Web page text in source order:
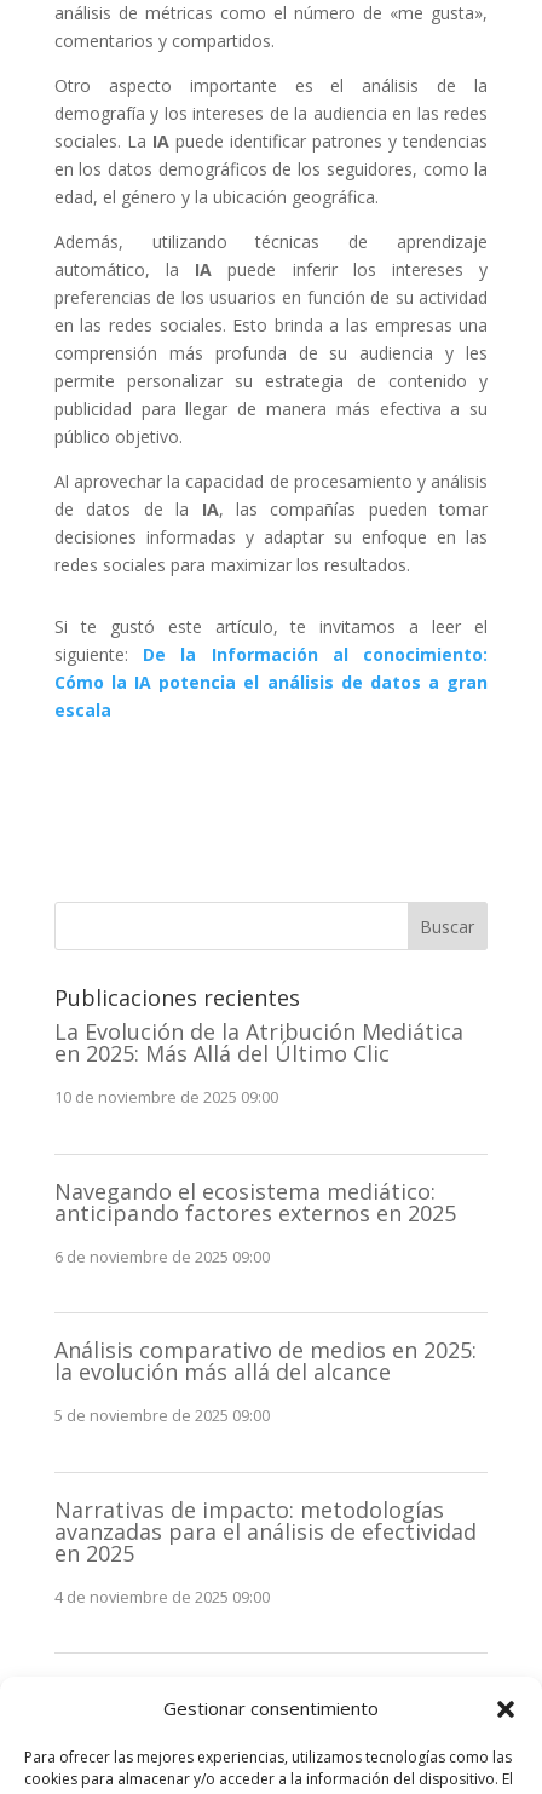
Gestionar consentimiento
Para ofrecer las mejores experiencias, utilizamos tecnologías como las
cookies para almacenar y/o acceder a la información del dispositivo. El
análisis de métricas como el número de «me gusta»,
comentarios y compartidos.
Otro aspecto importante es el análisis de la
demografía y los intereses de la audiencia en las redes
sociales. La IApuede identificar patrones y tendencias
en los datos demográficos de los seguidores, como la
edad, el género y la ubicación geográfica.
Además, utilizando técnicas de aprendizaje
automático, la IA puede inferir los intereses y
preferencias de los usuarios en función de su actividad
en las redes sociales. Esto brinda a las empresas una
comprensión más profunda de su audiencia y les
permite personalizar su estrategia de contenido y
publicidad para llegar de manera más efectiva a su
público objetivo.
Al aprovechar la capacidad de procesamiento y análisis
de datos de la IA, las compañías pueden tomar
decisiones informadas y adaptar su enfoque en las
redes sociales para maximizar los resultados.
Si te gustó este artículo, te invitamos a leer el
siguiente: De la Información al conocimiento:
Cómo la IA potencia el análisis de datos a gran
escala
Buscar
Publicaciones recientes
La Evolución de la Atribución Mediática
en 2025: Más Allá del Último Clic
10 de noviembre de 2025 09:00
Navegando el ecosistema mediático:
anticipando factores externos en 2025
6 de noviembre de 2025 09:00
Análisis comparativo de medios en 2025:
la evolución más allá del alcance
5 de noviembre de 2025 09:00
Narrativas de impacto: metodologías
avanzadas para el análisis de efectividad
en 2025
4 de noviembre de 2025 09:00
stakeholders en 2025: La clave de la
3 de noviembre de 2025 09:00